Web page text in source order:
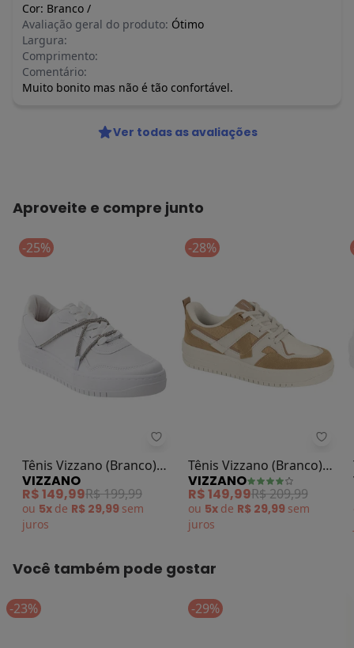
Cor: Branco /
Avaliação geral do produto: Ótimo
Largura:
Comprimento:
Comentário:
Muito bonito mas não é tão confortável.
Ver todas as avaliações
Aproveite e compre junto
-25%
Tênis Vizzano (Branco) em
Tênis Vizzano (Branco)
em Sintético
VIZZANO
R$ 149,99R$ 199,99
ou 5x de R$ 29,99 sem
juros
-28%
Tênis Vizzano (Branco)
em Camurça Sintética
VIZZANO
R$ 149,99R$ 209,99
ou 5x de R$ 29,99 sem
juros
Você também pode gostar
-23% -29%